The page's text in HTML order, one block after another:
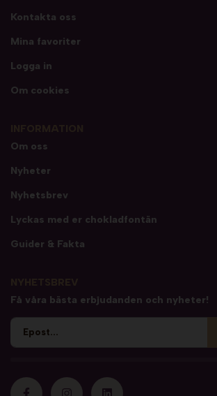
Kontakta oss
Mina favoriter
Logga in
Om cookies
Om oss
Nyheter
Nyhetsbrev
Lyckas med er chokladfontän
Guider & Fakta
Få våra bästa erbjudanden och nyheter!